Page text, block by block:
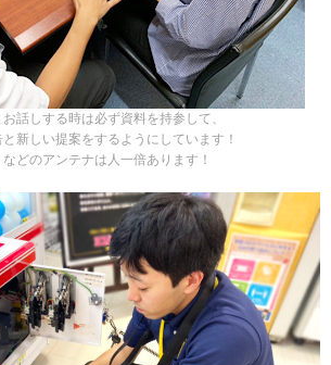
話しする時は必ず資料を持参して、
新しい提案をするようにしています！
どのアンテナは人一倍あります！